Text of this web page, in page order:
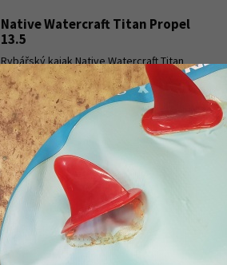
Native Watercraft Titan Propel
13.5
Rybářský kajak Native Watercraft Titan
Propel 13.5 je dodáván se šlapacím
patentovaným pohonem, pohodlnou
sedačkou a další výbavou. Největší šlapací
rybářský kajak na trh...
Na objednávku
115 900 Kč